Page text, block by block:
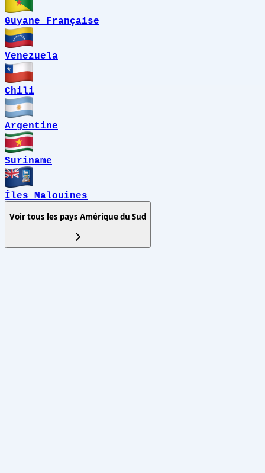
Guyane Française
Venezuela
Chili
Argentine
Suriname
Îles Malouines
Voir tous les pays Amérique du Sud